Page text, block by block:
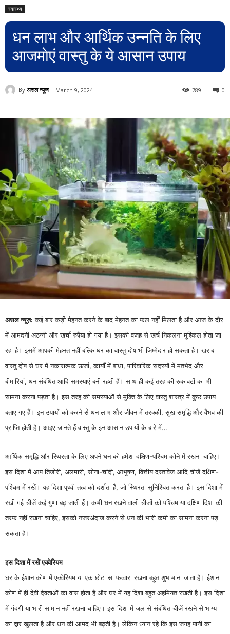
स्वास्थ्य
धन लाभ और आर्थिक उन्नति के लिए
आजमाेएं वास्तु के ये आसान उपाय
By असल न्यूज March 9, 2024 0
789
असल न्यूज़: कई बार कड़ी मेहनत करने के बाद मेहनत का फल नहीं मिलता है और आज के दौर
में आमदनी अठन्नी और खर्चा रुपैया हो गया है। इसकी वजह से खर्च निकलना मुश्किल होता जा
रहा है। इसमें आपकी मेहनत नहीं बल्कि घर का वास्तु दोष भी जिम्मेदार हो सकता है। खराब
वास्तु दोष से घर में नकारात्मक ऊर्जा, कार्यों में बाधा, पारिवारिक सदस्यों में मतभेद और
बीमारियां, धन संबंधित आदि समस्याएं बनी रहती हैं। साथ ही कई तरह की रुकावटों का भी
सामना करना पड़ता है। इस तरह की समस्याओं से मुक्ति के लिए वास्तु शास्त्र में कुछ उपाय
बताए गए हैं। इन उपायों को करने से धन लाभ और जीवन में तरक्की, सुख समृद्धि और वैभव की
प्राप्ति होती है। आइए जानते हैं वास्तु के इन आसान उपायों के बारे में…
आर्थिक समृद्धि और स्थिरता के लिए अपने धन को हमेशा दक्षिण-पश्चिम कोने में रखना चाहिए।
इस दिशा में आप तिजोरी, अलमारी, सोना-चांदी, आभूषण, वित्तीय दस्तावेज आदि चीजें दक्षिण-
पश्चिम में रखें। यह दिशा पृथ्वी तत्व को दर्शाता है, जो स्थिरता सुनिश्चित करता है। इस दिशा में
रखी गई चीजें कई गुणा बढ़ जाती हैं। कभी धन रखने वाली चीजों को पश्चिम या दक्षिण दिशा की
तरफ नहीं रखना चाहिए, इसको नजरअंदाज करने से धन की भारी कमी का सामना करना पड़
सकता है।
इस दिशा में रखें एक्वेरियम
घर के ईशान कोण में एक्वेरियम या एक छोटा सा फव्वारा रखना बहुत शुभ माना जाता है। ईशान
कोण में ही देवी देवताओं का वास होता है और घर में यह दिशा बहुत अहमियत रखती है। इस दिशा
में गंदगी या भारी सामान नहीं रखना चाहिए। इस दिशा में जल से संबंधित चीजें रखने से भाग्य
का द्वार खुलता है और धन की आमद भी बढ़ती है। लेकिन ध्यान रहे कि इस जगह पानी का